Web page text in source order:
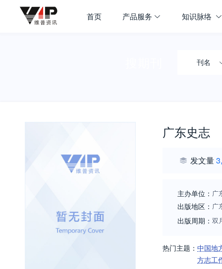
首页 产品服务 知识脉络
刊名
广东史志
发文量
主办单位： 广
出版地区： 广
出版周期： 双
热门主题： 中国地
方志工